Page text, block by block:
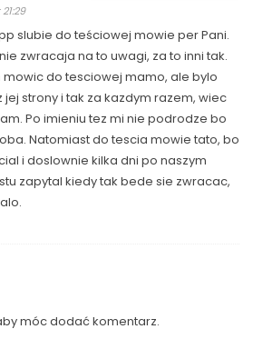
pp slubie do teściowej mowie per Pani.
zwracaja na to uwagi, za to inni tak.
do tesciowej mamo, ale bylo
jej strony i tak za kazdym razem, wiec
Po imieniu tez mi nie podrodze bo
Natomiast do tescia mowie tato, bo
i doslownie kilka dni po naszym
zapytal kiedy tak bede sie zwracac,
móc dodać komentarz.